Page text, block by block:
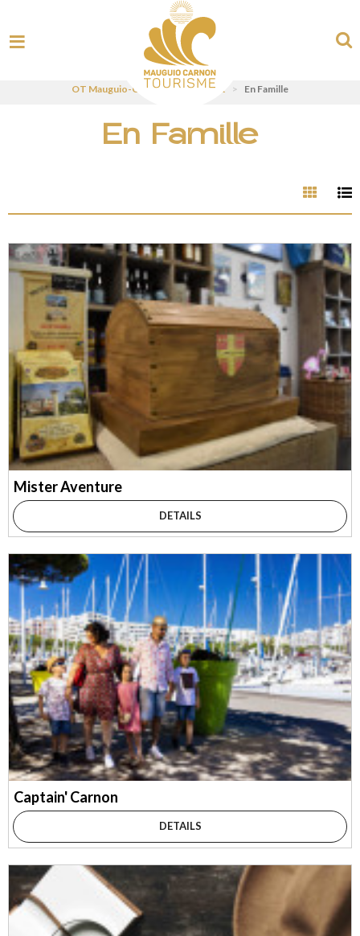
OT Mauguio-Carnon - UK > Visit > En Famille
En Famille
Mister Aventure
DETAILS
Captain' Carnon
DETAILS